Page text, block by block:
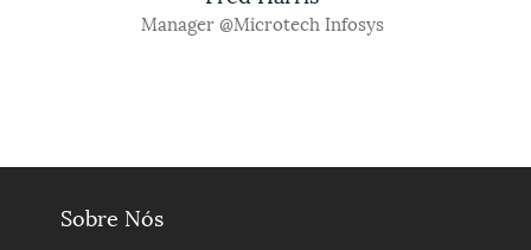
Manager @Microtech Infosys
Sobre Nós